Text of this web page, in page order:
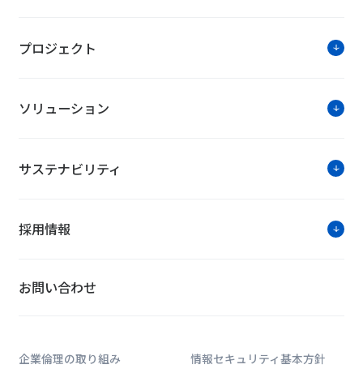
お知らせ・ニュースリリ
「ＰＲＩＤＥ指標２０２２」において「
プロジェクト
ソリューション
サステナビリティ
採用情報
お問い合わせ
企業倫理の取り組み
情報セキュリティ基本方針